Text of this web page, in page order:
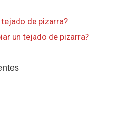
de pizarra?
un tejado de pizarra?